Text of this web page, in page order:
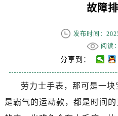
故障排
发布时间：
阅读
分享到：
劳力士手表，那可是一
是霸气的运动款，都是时间